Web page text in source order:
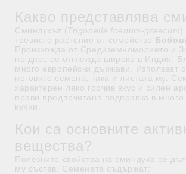
Какво представлява
Сминдухът ( Trigonella foenum-graecum)
тревисто растение от семейство
Произхожда от Средиземноморието и
но днес се отглежда широко в Индия,
много европейски държави. Използват
неговите семена, така и листата му.
характерен леко горчив вкус и силен
прави предпочитана подправка в
кухни.
Кои са основните
вещества?
Полезните свойства на сминдуха се
му състав. Семената съдържат: